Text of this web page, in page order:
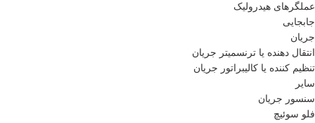
عملگرهای هیدرولیک
جابجایی
جریان
انتقال دهنده یا ترنسمیتر جریان
تنظیم کننده یا کالیبراتور جریان
سایر
سنسور جریان
فلو سوئیچ